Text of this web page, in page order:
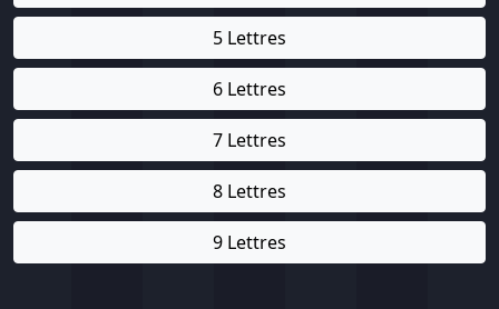
5 Lettres
6 Lettres
7 Lettres
8 Lettres
9 Lettres